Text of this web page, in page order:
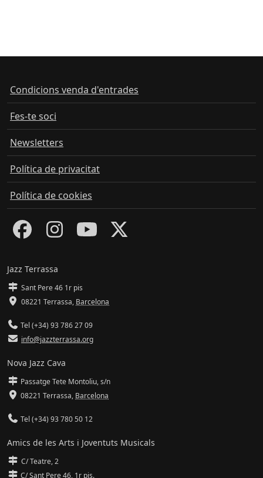
Condicions venda d'entrades
Fes-te soci
Newsletters
Política de privacitat
Política de cookies
Jazz Terrassa
Sant Pere 46 1r pis
08221 Terrassa, Barcelona
Tel (+34) 93 786 27 09
info@jazzterrassa.org
Nova Jazz Cava
Passatge Tete Montoliu, s/n
08221 Terrassa, Barcelona
Tel (+34) 93 780 50 12
Amics de les Arts i Joventuts Musicals
C/ Teatre, 2
C/ Sant Pere 46, 1r pis.